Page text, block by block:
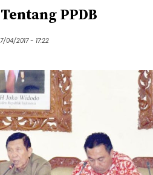
PPDB
04/2017 - 17:22